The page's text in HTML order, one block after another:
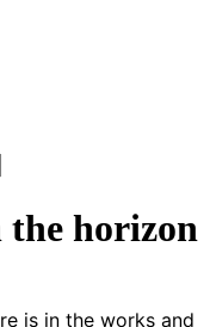
the horizon
is in the works and